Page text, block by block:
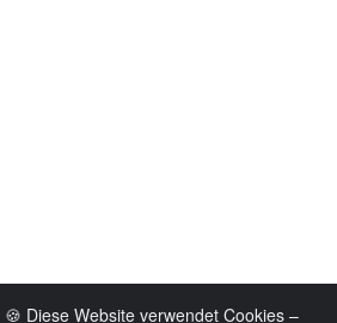
🍪 Diese Website verwendet Cookies –